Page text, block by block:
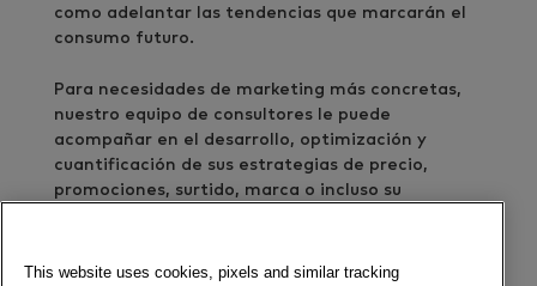
como adelantar las tendencias que marcarán el
consumo futuro.
Para necesidades de marketing más concretas,
nuestro equipo de consultores le puede
acompañar en el desarrollo, optimización y
cuantificación de sus estrategias de precio,
promociones, surtido, marca o incluso su
Kantar colabora estrechamente con los
This website uses cookies, pixels and similar tracking